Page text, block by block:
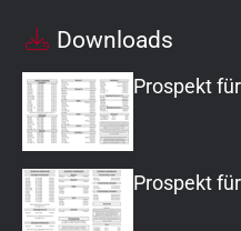
Downloads
Prospekt
Prospekt